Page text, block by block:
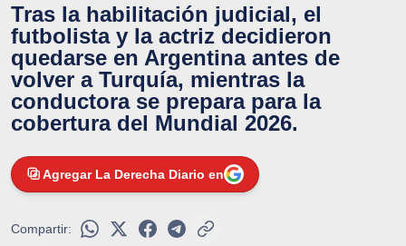
Tras la habilitación judicial, el
futbolista y la actriz decidieron
quedarse en Argentina antes de
volver a Turquía, mientras la
conductora se prepara para la
cobertura del Mundial 2026.
Agregar La Derecha Diario en
Compartir: